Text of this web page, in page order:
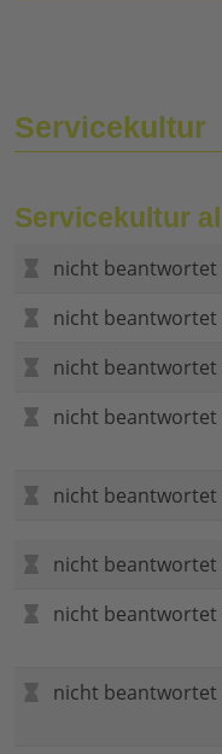
Servicekultur
Servicekultur
nicht beantwortet
nicht beantwortet
nicht beantwortet
nicht beantwortet
nicht beantwortet
nicht beantwortet
nicht beantwortet
nicht beantwortet